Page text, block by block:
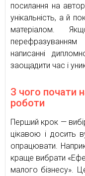
посилання на
унікальність, а й
матеріалом.
написанні
заощадити час і
З чого почати
роботи
Перший крок —
цікавою і досить
опрацювати.
краще вибрати
малого бізнесу».